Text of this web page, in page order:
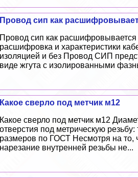
Провод сип как
Провод сип как
расшифровка и хаpaктеристики
изоляцией и без Провод СИП
виде жгута с изолированными
Какое сверло под метчик м12
Какое сверло под метчик м12
отверстия под метрическую резьбу:
размеров по ГОСТ Несмотря на то,
нарезание внутренней резьбы не...